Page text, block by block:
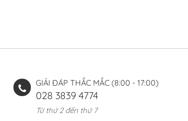
GIẢI ĐÁP THẮC MẮC (8:00 - 17:00)
028 3839 4774
Từ thứ 2 đến thứ 7